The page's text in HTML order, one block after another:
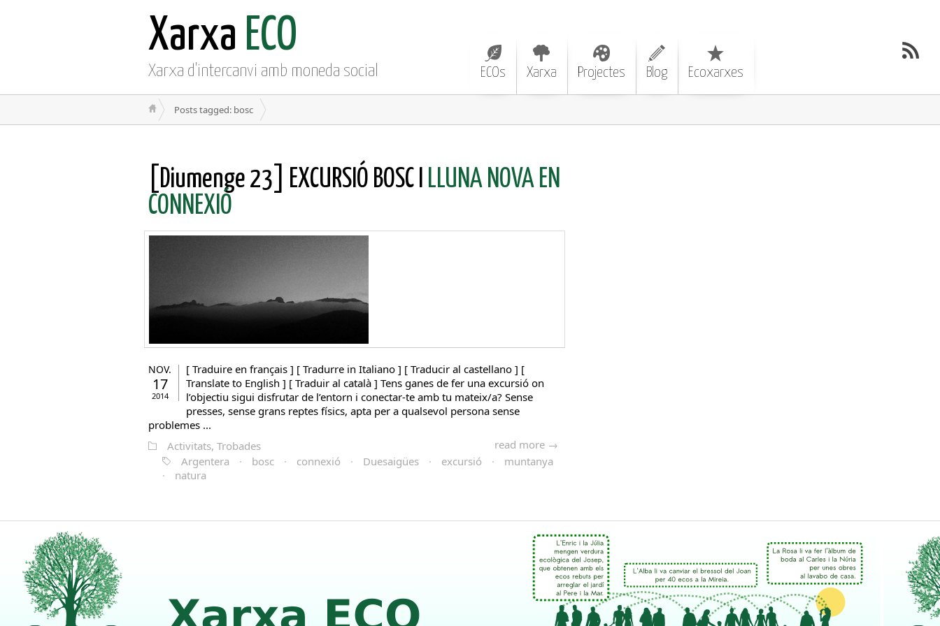
Xarxa ECO
Xarxa d'intercanvi amb moneda social ECOs Xarxa Projectes Blog Ecoxarxes
Posts tagged: bosc
[Diumenge 23] EXCURSIÓ BOSC I
LLUNA NOVA EN
CONNEXIÓ
NOV.
17
2014
[ Traduire en français ] [ Tradurre in Italiano ] [ Traducir al castellano ] [
Translate to English ] [ Traduir al català ] Tens ganes de fer una excursió on
l’objectiu sigui disfrutar de l’entorn i conectar-te amb tu mateix/a? Sense
presses, sense grans reptes físics, apta per a qualsevol persona sense
problemes ...
read more →
Activitats, Trobades
Argentera
· bosc · connexió · Duesaigües · excursió ·
muntanya
·
natura